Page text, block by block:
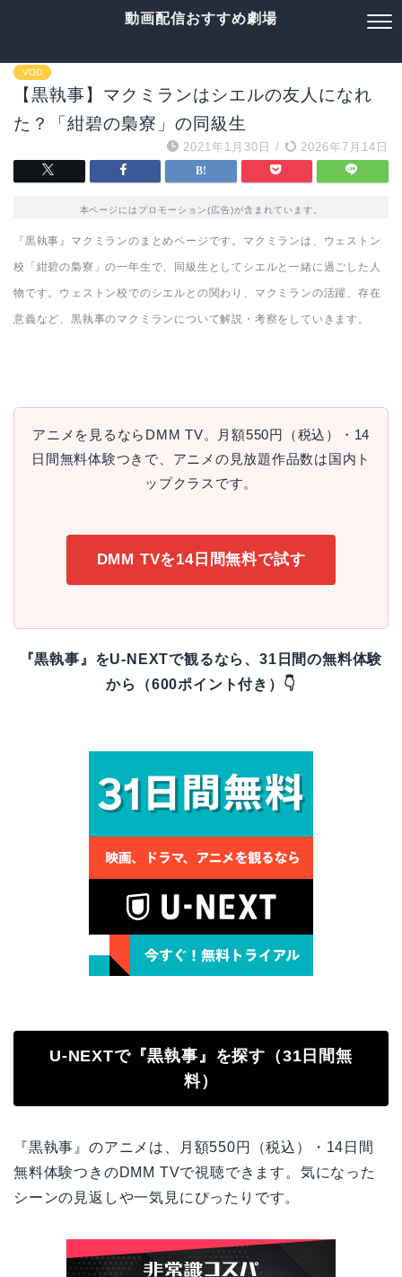
動画配信おすすめ劇場
VOD
【黒執事】マクミランはシエルの友人になれ
た？「紺碧の梟寮」の同級生
2021年1月30日 / 2026年7月14日
本ページにはプロモーション(広告)が含まれています。
『黒執事』マクミランのまとめページです。マクミランは、ウェストン
校「紺碧の梟寮」の一年生で、同級生としてシエルと一緒に過ごした人
物です。ウェストン校でのシエルとの関わり、マクミランの活躍、存在
意義など、黒執事のマクミランについて解説・考察をしていきます。
アニメを見るならDMM TV。月額550円（税込）・14
日間無料体験つきで、アニメの見放題作品数は国内ト
ップクラスです。
DMM TVを14日間無料で試す
『黒執事』をU-NEXTで観るなら、31日間の無料体験
から（600ポイント付き）👇
U-NEXTで『黒執事』を探す（31日間無
料）
『黒執事』のアニメは、月額550円（税込）・14日間
無料体験つきのDMM TVで視聴できます。気になった
シーンの見返しや一気見にぴったりです。